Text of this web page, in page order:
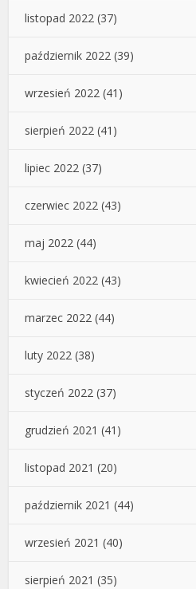
listopad 2022 (37)
październik 2022 (39)
wrzesień 2022 (41)
sierpień 2022 (41)
lipiec 2022 (37)
czerwiec 2022 (43)
maj 2022 (44)
kwiecień 2022 (43)
marzec 2022 (44)
luty 2022 (38)
styczeń 2022 (37)
grudzień 2021 (41)
listopad 2021 (20)
październik 2021 (44)
wrzesień 2021 (40)
sierpień 2021 (35)